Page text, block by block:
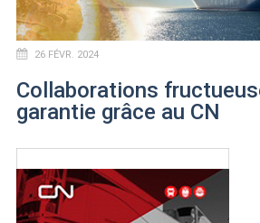
26 FÉVR. 2024
Collaborations
garantie grâce au CN